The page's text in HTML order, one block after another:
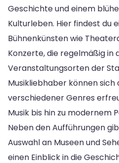
Geschichte und einem
Kulturleben. Hier findest du
Bühnenkünsten wie
Konzerte, die regelmäßig in
Veranstaltungsorten der
Musikliebhaber können sich
verschiedener Genres
Musik bis hin zu modernem
Neben den Aufführungen
Auswahl an Museen und
einen Einblick in die